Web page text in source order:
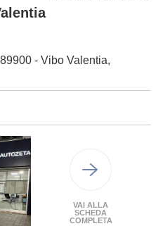
- Vibo Valentia,
VAI ALLA
SCHEDA
COMPLETA